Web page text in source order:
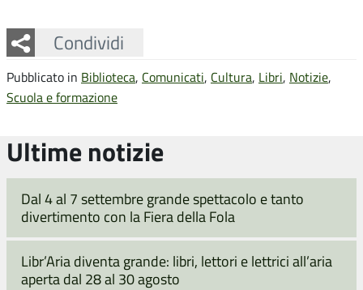
Condividi
Facebook
Twitter
Whatsapp
Pubblicato in Biblioteca, Comunicati, Cultura, Libri, Notizie,
Scuola e formazione
Ultime notizie
Dal 4 al 7 settembre grande spettacolo e tanto
divertimento con la Fiera della Fola
Libr’Aria diventa grande: libri, lettori e lettrici all’aria
aperta dal 28 al 30 agosto